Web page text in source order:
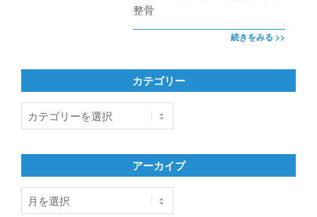
整骨
続きをみる >>
カテゴリー
テ
リ
アーカイブ
ア
ー